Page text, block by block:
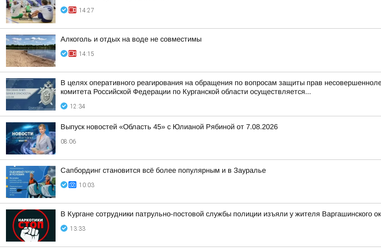
14:27
Алкоголь и отдых на воде не совместимы
14:15
В целях оперативного реагирования на обращения по вопросам защиты прав
комитета Российской Федерации по Курганской области осуществляется...
12:34
Выпуск новостей «Область 45» с Юлианой Рябиной от 7.08.2026
08:06
Сапбординг становится всё более популярным и в Зауралье
10:03
В Кургане сотрудники патрульно-постовой службы полиции изъяли у жителя Варгашинского
13:33